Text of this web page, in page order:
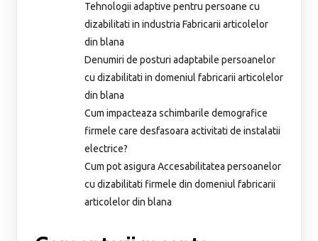
Tehnologii adaptive pentru persoane cu
dizabilitati in industria Fabricarii articolelor
din blana
Denumiri de posturi adaptabile persoanelor
cu dizabilitati in domeniul fabricarii articolelor
din blana
Cum impacteaza schimbarile demografice
firmele care desfasoara activitati de instalatii
electrice?
Cum pot asigura Accesabilitatea persoanelor
cu dizabilitati firmele din domeniul fabricarii
articolelor din blana